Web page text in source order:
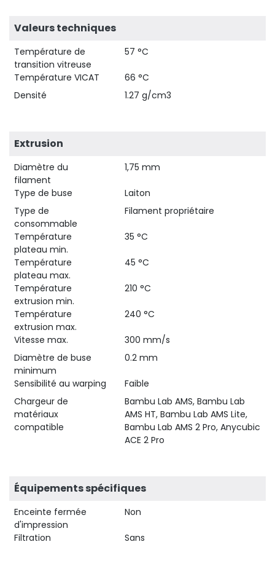
Valeurs techniques
Température de
transition vitreuse
57 °C
Température VICAT
66 °C
Densité
1.27 g/cm3
Extrusion
Diamètre du
filament
1,75 mm
Type de buse
Laiton
Type de
consommable
Filament propriétaire
Température
plateau min.
35 °C
Température
plateau max.
45 °C
Température
extrusion min.
210 °C
Température
extrusion max.
240 °C
Vitesse max.
300 mm/s
Diamètre de buse
minimum
0.2 mm
Sensibilité au warping
Faible
Chargeur de
matériaux
compatible
Bambu Lab AMS, Bambu Lab
AMS HT, Bambu Lab AMS Lite,
Bambu Lab AMS 2 Pro, Anycubic
ACE 2 Pro
Équipements spécifiques
Enceinte fermée
d'impression
Non
Filtration Sans